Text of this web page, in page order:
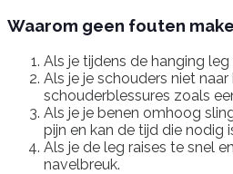
Waarom geen fouten
Als je tijdens de hanging
Als je je schouders niet
schouderblessures zoals
Als je je benen omhoog
pijn en kan de tijd die nodig
Als je de leg raises te snel
navelbreuk.